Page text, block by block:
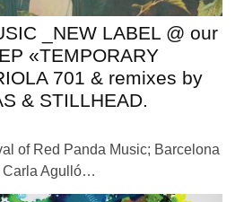
_NEW LABEL @ our
«TEMPORARY
701 & remixes by
& STILLHEAD.
of Red Panda Music; Barcelona
Carla Agulló…